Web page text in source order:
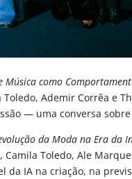
Música como
Toledo, Ademir Corrêa e
— uma conversa
da Moda na Era da
Camila Toledo, Ale
da IA na criação, na